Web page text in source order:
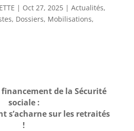
| Oct 27, 2025| Actualités,
, Dossiers, Mobilisations,
de la Sécurité
sociale :
s’acharne sur les retraités
!